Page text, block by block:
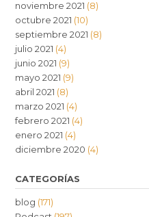
noviembre 2021 (8)
octubre 2021 (10)
septiembre 2021 (8)
julio 2021 (4)
junio 2021 (9)
mayo 2021 (9)
abril 2021 (8)
marzo 2021 (4)
febrero 2021 (4)
enero 2021 (4)
diciembre 2020 (4)
CATEGORÍAS
blog (171)